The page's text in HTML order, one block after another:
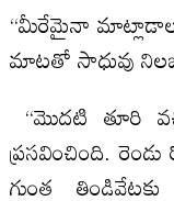
“మీరేమైనా
మాటతో సాధువు
“మొదటి తూరి
ప్రసవించింది.
గుంత